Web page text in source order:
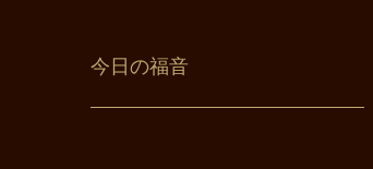
今日の福音